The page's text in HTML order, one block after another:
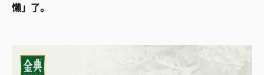
懒」了。